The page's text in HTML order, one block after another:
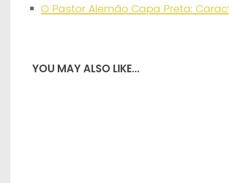
O Pastor Alemão Capa Preta:
YOU MAY ALSO LIKE...